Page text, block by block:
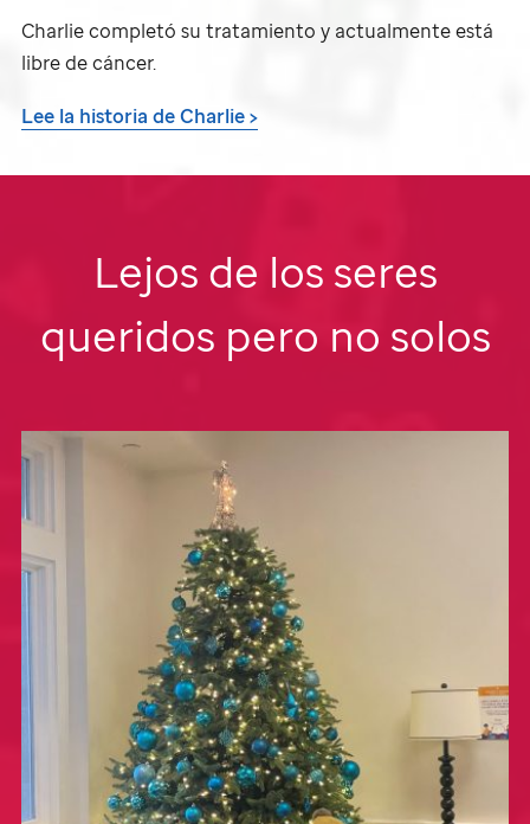
Charlie completó su tratamiento y actualmente está
libre de cáncer.
Lee la historia de Charlie >
Lejos de los seres
queridos pero no solos